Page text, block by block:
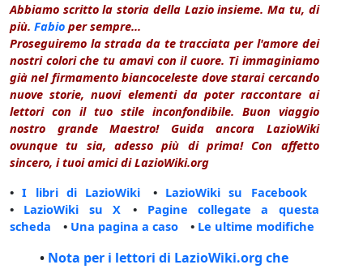
Abbiamo scritto la storia della Lazio insieme. Ma tu, di
più. Fabio per sempre...
Proseguiremo la strada da te tracciata per l'amore dei
nostri colori che tu amavi con il cuore. Ti immaginiamo
già nel firmamento biancoceleste dove starai cercando
nuove storie, nuovi elementi da poter raccontare ai
lettori con il tuo stile inconfondibile. Buon viaggio
nostro grande Maestro! Guida ancora LazioWiki
ovunque tu sia, adesso più di prima! Con affetto
sincero, i tuoi amici di LazioWiki.org
•I libri di LazioWiki • LazioWiki su Facebook
• LazioWiki su X • Pagine collegate a questa
scheda • Una pagina a caso • Le ultime modifiche
• Nota per i lettori di LazioWiki.org che